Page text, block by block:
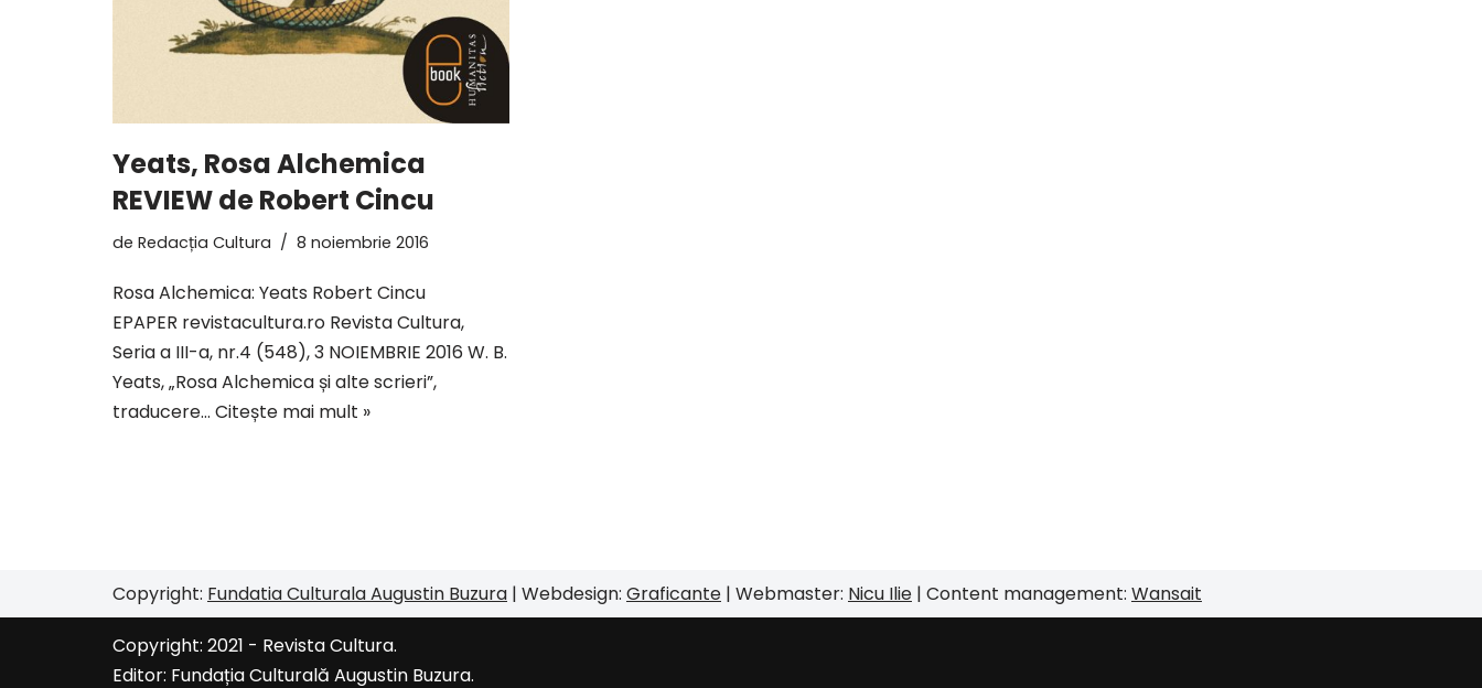
Yeats, Rosa Alchemica
REVIEW de Robert Cincu
de Redacția Cultura 8 noiembrie 2016
Rosa Alchemica: Yeats Robert Cincu
EPAPER revistacultura.ro Revista Cultura,
Seria a III-a, nr.4 (548), 3 NOIEMBRIE 2016 W. B.
Yeats, „Rosa Alchemica și alte scrieri”,
traducere… Citește mai mult »
Copyright: Fundatia Culturala Augustin Buzura | Webdesign: Graficante | Webmaster: Nicu Ilie | Content management: Wansait
Copyright: 2021 - Revista Cultura.
Editor: Fundația Culturală Augustin Buzura.